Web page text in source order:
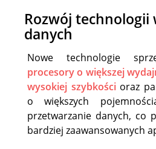
Rozwój
danych
Nowe technologie
procesory o większej
wysokiej szybkościoraz
o większych
przetwarzanie danych, co
bardziej zaawansowanych